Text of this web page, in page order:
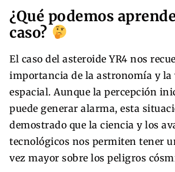
¿Qué podemos
caso?
El caso del asteroide YR4 nos
importancia de la astronomía y
espacial. Aunque la percepción
puede generar alarma, esta
demostrado que la ciencia y los
tecnológicos nos permiten tener
vez mayor sobre los peligros